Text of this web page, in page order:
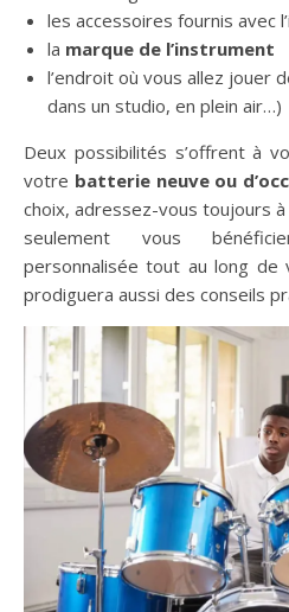
les accessoires fournis avec
la marque de l’instrument
l’endroit où vous allez jouer
dans un studio, en plein air…)
Deux possibilités s’offrent à
votre batterie neuve ou
choix, adressez-vous toujours à
seulement vous
personnalisée tout au long de
prodiguera aussi des conseils